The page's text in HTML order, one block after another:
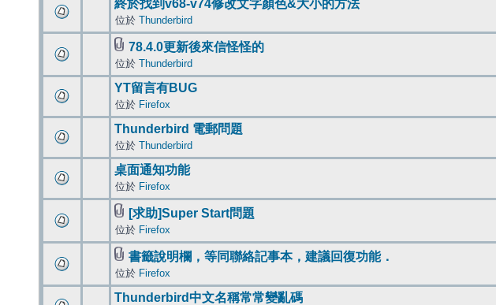
終於找到v68-v74修改文字顏色&大小的方法
位於 Thunderbird
78.4.0更新後來信怪怪的
位於 Thunderbird
YT留言有BUG
位於 Firefox
Thunderbird 電郵問題
位於 Thunderbird
桌面通知功能
位於 Firefox
[求助]Super Start問題
位於 Firefox
書籤說明欄，等同聯絡記事本，建議回復功能．
位於 Firefox
Thunderbird中文名稱常常變亂碼